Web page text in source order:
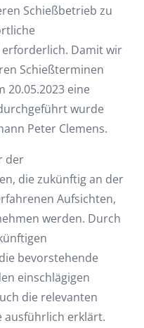
Schießbetrieb zu
Damit wir
Schießterminen
20.05.2023 eine
wurde
Peter Clemens.
der
die zukünftig an der
Aufsichten,
werden. Durch
bevorstehende
einschlägigen
die relevanten
ausführlich erklärt.